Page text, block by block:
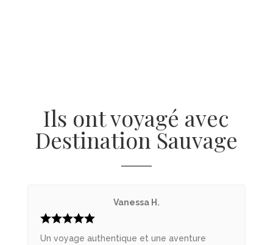
Ils ont voyagé avec
Destination Sauvage
Vanessa H.
Un voyage authentique et une aventure